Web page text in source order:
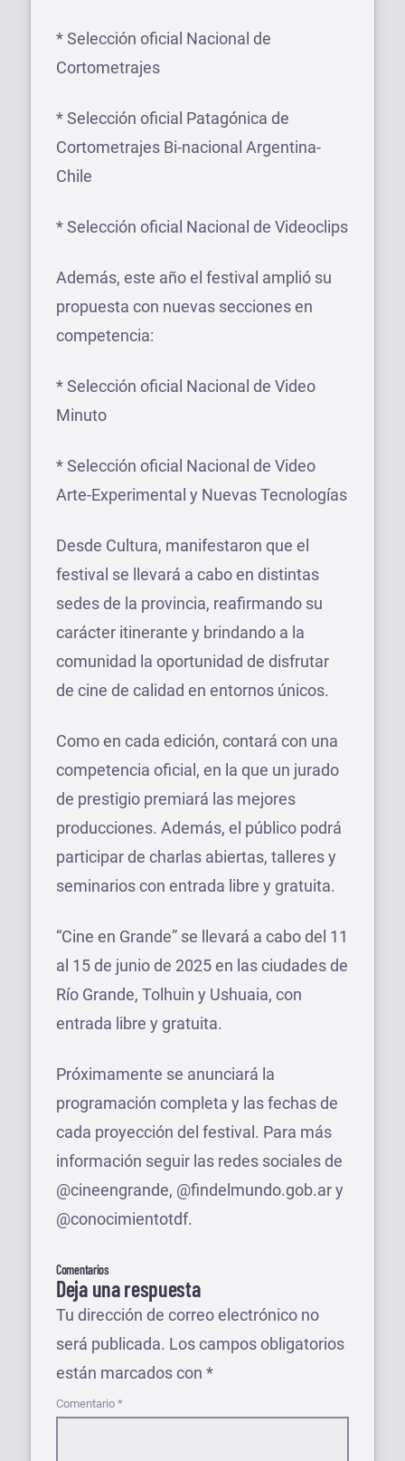
* Selección oficial Nacional de
Cortometrajes
* Selección oficial Patagónica de
Cortometrajes Bi-nacional Argentina-
Chile
* Selección oficial Nacional de Videoclips
Además, este año el festival amplió su
propuesta con nuevas secciones en
competencia:
* Selección oficial Nacional de Video
Minuto
* Selección oficial Nacional de Video
Arte-Experimental y Nuevas Tecnologías
Desde Cultura, manifestaron que el
festival se llevará a cabo en distintas
sedes de la provincia, reafirmando su
carácter itinerante y brindando a la
comunidad la oportunidad de disfrutar
de cine de calidad en entornos únicos.
Como en cada edición, contará con una
competencia oficial, en la que un jurado
de prestigio premiará las mejores
producciones. Además, el público podrá
participar de charlas abiertas, talleres y
seminarios con entrada libre y gratuita.
“Cine en Grande” se llevará a cabo del 11
al 15 de junio de 2025 en las ciudades de
Río Grande, Tolhuin y Ushuaia, con
entrada libre y gratuita.
Próximamente se anunciará la
programación completa y las fechas de
cada proyección del festival. Para más
información seguir las redes sociales de
@cineengrande, @findelmundo.gob.ar y
@conocimientotdf.
Comentarios
Deja una respuesta
Tu dirección de correo electrónico no
será publicada. Los campos obligatorios
están marcados con *
Comentario *